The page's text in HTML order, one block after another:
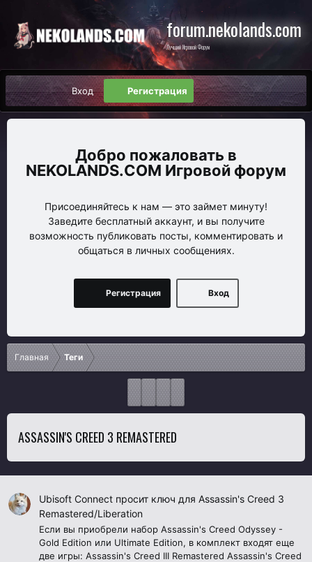
forum.nekolands.com
Лучший Игровой Форум
Вход Регистрация
NEKOLANDS.COM Игровой форум
Присоединяйтесь к нам — это займет минуту!
Заведите бесплатный аккаунт, и вы получите
возможность публиковать посты, комментировать и
общаться в личных сообщениях.
Вход
Регистрация
Главная Теги
ASSASSIN'S CREED 3 REMASTERED
Ubisoft Connect просит ключ для Assassin's Creed 3
Remastered/Liberation
Если вы приобрели набор Assassin's Creed Odyssey -
Gold Edition или Ultimate Edition, в комплект входят еще
две игры: Assassin's Creed III Remastered Assassin's Creed